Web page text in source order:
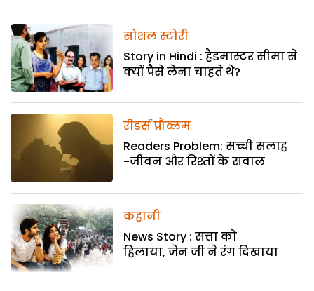
सोशल स्टोरी
Story in Hindi : हैडमास्टर सीमा से
क्यों पैसे लेना चाहते थे?
रीडर्स प्रौब्लम
Readers Problem: सच्ची सलाह
-जीवन और रिश्तों के सवाल
कहानी
News Story : सत्ता को
हिलाया, जेन जी ने रंग दिखाया